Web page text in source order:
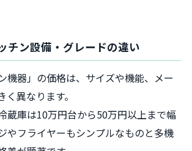
チン設備・グレードの違い
機器」の価格は、サイズや機能、メー
異なります。
蔵庫は10万円台から50万円以上まで幅
やフライヤーもシンプルなものと多機